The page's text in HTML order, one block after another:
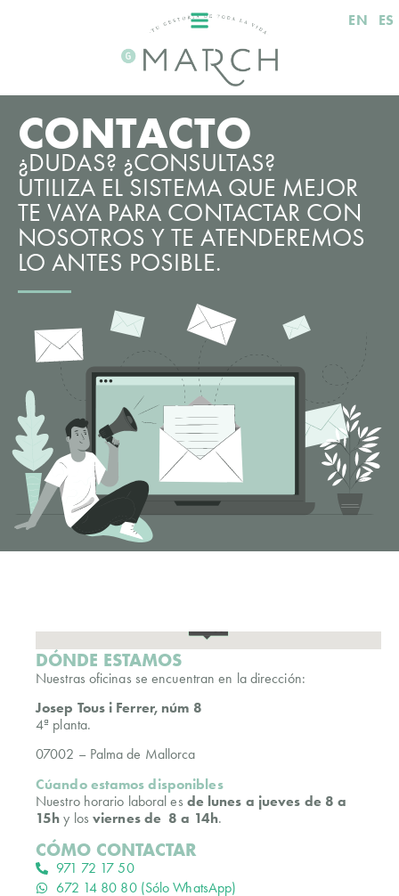
EN ES
CONTACTO
¿DUDAS? ¿CONSULTAS?
UTILIZA EL SISTEMA QUE MEJOR
TE VAYA PARA CONTACTAR CON
NOSOTROS Y TE ATENDEREMOS
LO ANTES POSIBLE.
DÓNDE ESTAMOS
Nuestras oficinas se encuentran en la dirección:
Josep Tous i Ferrer, núm 8
4ª planta.
07002 – Palma de Mallorca
Cúando estamos disponibles
Nuestro horario laboral es de lunes a jueves de 8 a
15h y losviernes de 8 a 14h.
CÓMO CONTACTAR
971 72 17 50
672 14 80 80 (Sólo WhatsApp)